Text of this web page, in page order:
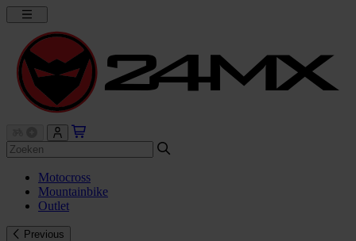
Motocross
Mountainbike
Outlet
Previous